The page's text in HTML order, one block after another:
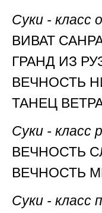
Суки -
ВИВАТ
ГРАНД ИЗ
ВЕЧНОСТЬ
ТАНЕЦ
Суки - класс
ВЕЧНОСТЬ
ВЕЧНОСТЬ
Суки - класс